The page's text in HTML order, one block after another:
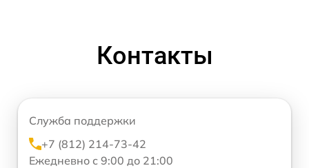
Контакты
Служба поддержки
+7 (812) 214-73-42
Ежедневно с 9:00 до 21:00